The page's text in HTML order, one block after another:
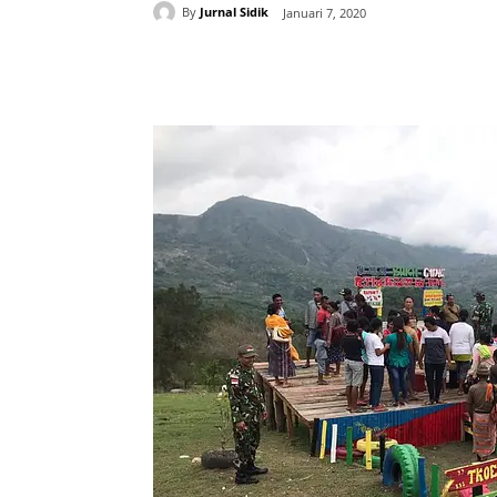
By Jurnal Sidik Januari 7, 2020